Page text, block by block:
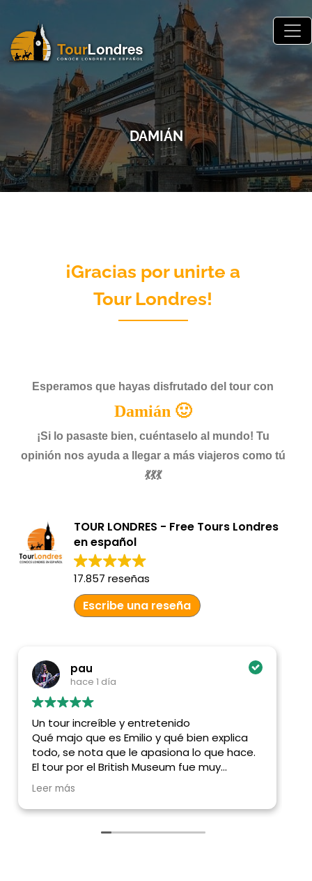
DAMIÁN
¡Gracias por unirte a
Tour Londres!
Esperamos que hayas disfrutado del tour con
Damián 🙂
¡Si lo pasaste bien, cuéntaselo al mundo! Tu
opinión nos ayuda a llegar a más viajeros como tú
💃💃💃
TOUR LONDRES - Free Tours Londres
en español
17.857 reseñas
Escribe una reseña
pau
hace 1 día
Un tour increíble y entretenido
Qué majo que es Emilio y qué bien explica
todo, se nota que le apasiona lo que hace.
El tour por el British Museum fue muy
interesante y entretenido, aprendimos
muchísimo y disfrutamos cada detalle
Leer más